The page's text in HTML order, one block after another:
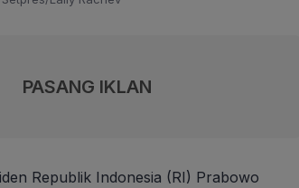
PASANG IKLAN
Republik Indonesia (RI) Prabowo